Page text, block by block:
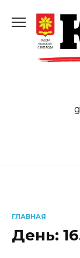
содержанию
ГЛАВНАЯ
День: